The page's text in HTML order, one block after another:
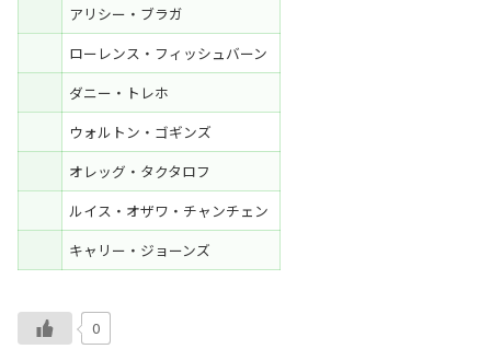
アリシー・ブラガ
ローレンス・フィッシュバーン
ダニー・トレホ
ウォルトン・ゴギンズ
オレッグ・タクタロフ
ルイス・オザワ・チャンチェン
キャリー・ジョーンズ
0